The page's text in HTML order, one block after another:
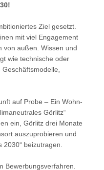
Ziel gesetzt.
mit viel Engagement
von außen. Wissen und
wie technische oder
auf Probe – Ein Wohn-
Görlitz“
ein, Görlitz drei Monate
auszuprobieren und
2030“ beizutragen.
Bewerbungsverfahren.